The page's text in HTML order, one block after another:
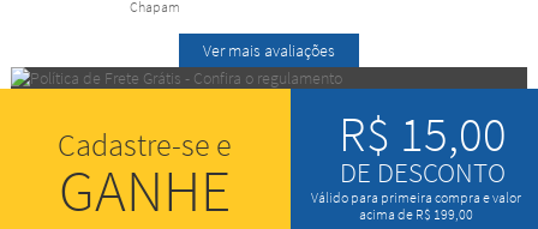
Chapam
Ver mais avaliações
Cadastre-se e
GANHE
R$ 15,00
DE DESCONTO
Válido para primeira compra e valor
acima de R$ 199,00